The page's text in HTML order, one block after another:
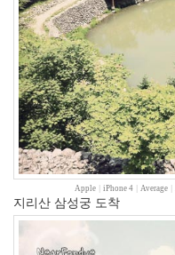
Apple iPhone 4 Average
지리산 삼성궁 도착
년
4
월
10
2007
년
5
월
2
2007
년
6